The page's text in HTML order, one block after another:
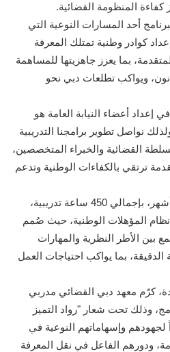
كفاءة المنظومة القضائية.
أحد المسارات النوعية التي
كوادر وطنية تمتلك المعرفة
بما يعزز جاهزيتها للمساهمة
ويواكب تطلعات دبي نحو
إعداد أعضاء النيابة العامة هو
نواصل تطوير برامجنا التدريبية
القضائية والخبراء المتخصصين،
ترتقي بالكفاءات الوطنية وتدعم
ويُنفذ البرنامج على مدار ستة أشهر، بإجمالي 450 ساعة تدريبية،
وفق نظام المؤهلات الوطنية، حيث صُمم
بين الأطر النظرية والمهارات
الدقيقة، بما يواكب احتياجات العمل
كرّم معهد دبي القضائي مدربي
وذلك تحت شعار "رواد التميز
لجهودهم وإسهاماتهم النوعية في
ودورهم الفاعل في نقل المعرفة